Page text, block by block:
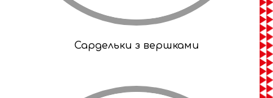
Сардельки з вершками